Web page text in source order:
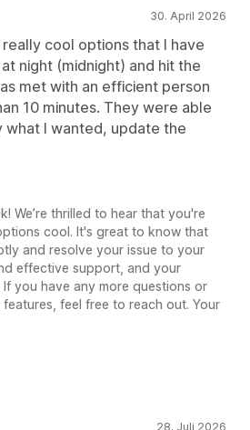
30. April 2026
cool options that I have
night (midnight) and hit the
met with an efficient person
10 minutes. They were able
I wanted, update the
We’re thrilled to hear that you're
cool. It's great to know that
and resolve your issue to your
effective support, and your
you have any more questions or
feel free to reach out. Your
28. Juli 2026